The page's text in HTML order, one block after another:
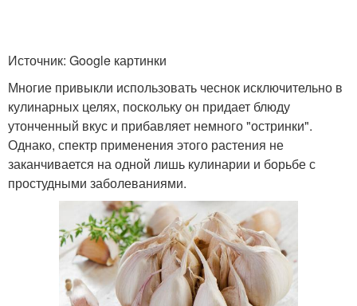
Источник: Google картинки
Многие привыкли использовать чеснок исключительно в
кулинарных целях, поскольку он придает блюду
утонченный вкус и прибавляет немного "остринки".
Однако, спектр применения этого растения не
заканчивается на одной лишь кулинарии и борьбе с
простудными заболеваниями.